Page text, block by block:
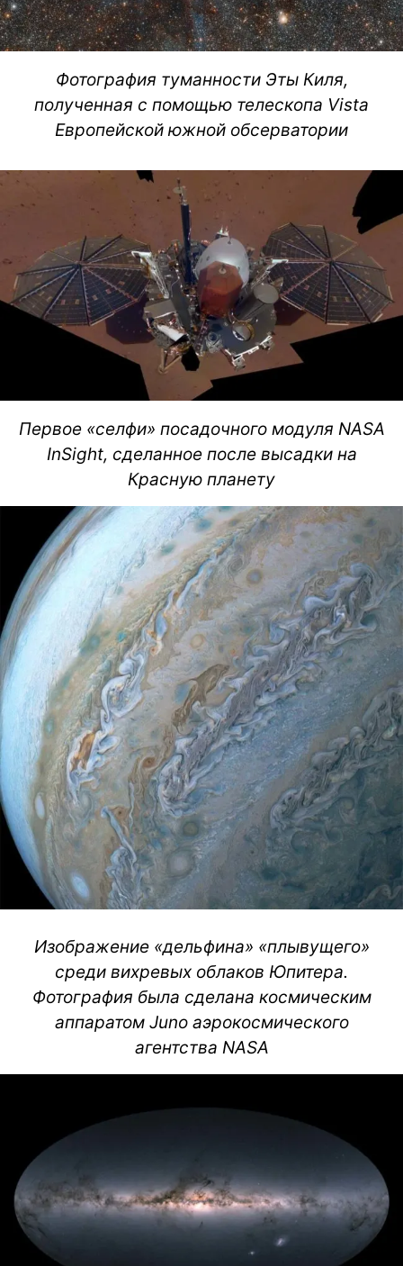
Фотография туманности Эты Киля,
полученная с помощью телескопа Vista
Европейской южной обсерватории
Первое «селфи» посадочного модуля NASA
InSight, сделанное после высадки на
Красную планету
Изображение «дельфина» «плывущего»
среди вихревых облаков Юпитера.
Фотография была сделана космическим
аппаратом Juno аэрокосмического
агентства NASA